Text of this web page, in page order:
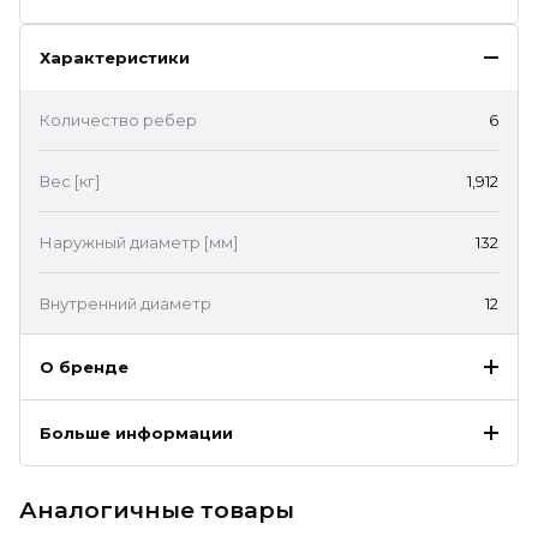
Характеристики
Количество ребер 6
Вес [кг] 1,912
Наружный диаметр [мм] 132
Внутренний диаметр 12
О бренде
Больше информации
Аналогичные товары